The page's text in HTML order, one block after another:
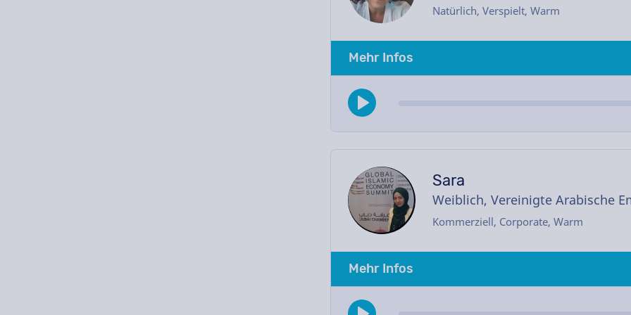
Natürlich, Verspielt, Warm
Mehr Infos
Sara
Weiblich, Vereinigte Arabische
Kommerziell, Corporate, Warm
Mehr Infos